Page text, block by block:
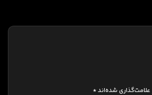
شده‌اند*